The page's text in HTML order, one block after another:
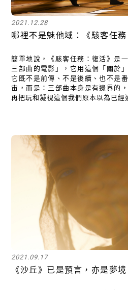
2021.12.28
哪裡不是魅他域：《駭客任務
簡單地說，《駭客任務：復活》是
三部曲的電影」，它用這個「關於
它既不是前傳、不是後續、也不是
宙，而是：三部曲本身是有邊界的
再把玩和凝視這個我們原本以為已經
2021.09.17
《沙丘》已是預言，亦是夢境